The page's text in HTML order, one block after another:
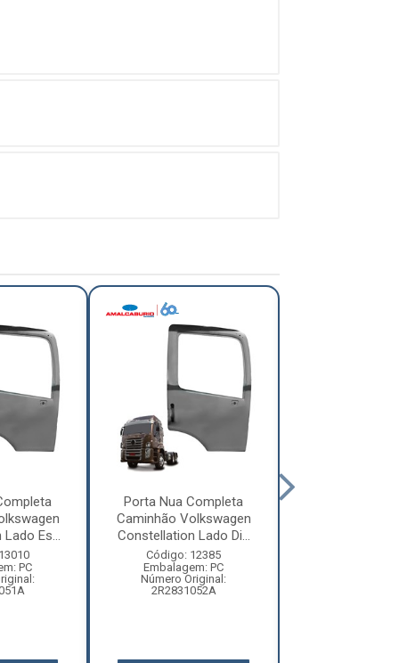
Es...
PC
Porta Nua Completa
Caminhão Volkswagen
Constellation Lado Di...
Código: 12385
Embalagem: PC
Número Original:
2R2831052A